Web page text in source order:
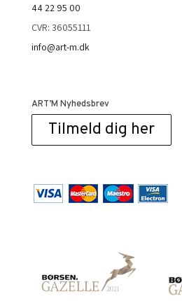
44 22 95 00
CVR: 36055111
info@art-m.dk
ART’M Nyhedsbrev
Tilmeld dig her